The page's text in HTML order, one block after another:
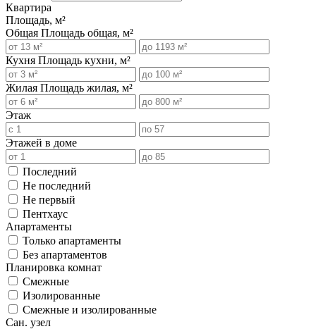
Квартира
Площадь, м²
Общая Площадь общая, м²
Кухня Площадь кухни, м²
Жилая Площадь жилая, м²
Этаж
Этажей в доме
Последний
Не последний
Не первый
Пентхаус
Апартаменты
Только апартаменты
Без апартаментов
Планировка комнат
Смежные
Изолированные
Смежные и изолированные
Сан. узел